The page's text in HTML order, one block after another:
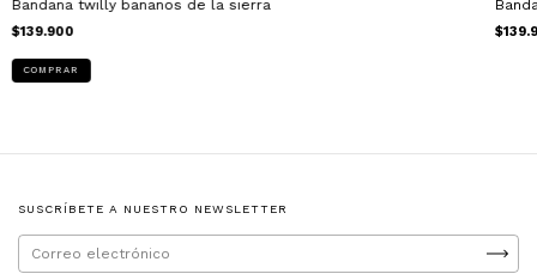
Bandana twilly bananos de la sierra
$139.900
SUSCRÍBETE A NUESTRO NEWSLETTER